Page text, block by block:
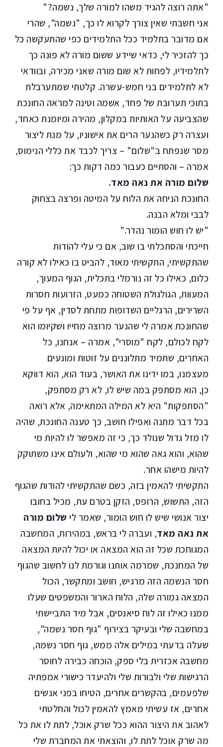
"אתה רוצה להגיד משהו למורה שלך, נשמה?"
אני חשבתי שאין צורך לקרוא לו כך, "נשמה", שהרי
אם מדובר בתלמיד ככל התלמידים כפי שהתעקשה כל
כך להזכיר לי, כדאי שיידע ששום מורה לא פונה כך
לתלמידיו, לפחות לא שום מורה שאני מכירה, ובוודאי
לא לתלמידים בני חמש-עשרה. קלטתי שמתערבלת
בתוכי תערובת של פחד, אשמה וטינה למראה החונכת
שהצביעה על האותיות במקלון, מהירה ומיומנת כאחד,
ועצרה רק כשהנער הרים את אישוניו, על מנת ליצור
מסר שנפתח ב"שלום" – צריך לכבד את כללי הנימוס,
אמרה – והסתיים כעבור כמה דקות כך:
שלום מורה את נאה מאד.
החונכת הניחה את הלוח על המיטה ופרצה בצחוק
לבבי ומלא הבנה.
"יש לו חוש הומור נהדר."
חייכתי והסתכלתי בו שוב, אם כי עלי להודות
שהתקשיתי, התקשיתי מאוד, להביט בו כאילו לא קורה
כלום, כאילו כל זה נורמלי בתכלית, הגוף המעוך,
המעוות, הגולגולת השטוחה כמעט, הזרועות חסרות
השרירים, הרגליים השדופות מתחת לסדין, אף על פי
שהחונכת אמרה לי שהנער מרוצה מחייו ושקיומו הוא
לקח לכולם, לקח "מוסרי", אמרה – אנחנו, כל
האחרים, שתמיד מתלוננים על זוטות ומונעים
מעצמנו, במו ידינו את האושר, בעוד הוא, הוא דווקא
כן, הוא מסתפק במה שיש לו, לא רק מסתפק,
"הסתפקות" היא לא המילה המתאימה, אלא רואה
בכל דבר מתנה ואפילו חושב, כך טענה החונכת, שהיה
לו מזל גדול שנולד כך, כי זה מאפשר לו להיות מי
שהוא, והוא גאה שהוא מי שהוא, ולעולם אינו משתוקק
להיות מישהו אחר.
התקשיתי להאמין בזה, כשם שהתקשיתי להודות שהגוף
הזה, התשוש, הרופס, הזקן בטרם עת, מכיל בחובו
יצור אנושי שיש לו חוש הומור, שאמר לי שלום מורה
את נאה מאד, ועברה לי בראש, במהירות, המחשבה
המגוחכת שכל זה הוא המצאה או יכול להיות המצאה
של המחנכת, שמרמה אותנו וגורמת לנו לחשוב שהגוף
חסר הנשמה הזה מרגיש, חושב ומתקשר, הכול
המצאה גמורה שלה, הלוח הארור והמשפטים שעלו
ממנו כאילו זה לוח סיאנסים, אבל מיד התביישתי
במחשבה שלי ובעיקר בצירוף "גוף חסר נשמה",
שעלה בדעתי במילים אלה ממש, גוף חסר נשמה,
מחשבה אכזרית בלי ספק, הוכחה כבירה לחוסר
הרגישות שלי ולבורות שלי ולהיעדר כישורי אמפתיה
שלפעמים, בהקשרים אחרים, הטיחו בפני אנשים
אחרים, אז עשיתי מאמץ להאמין לכול והחלטתי
לאהוב את היצור ההוא ככל שרק אוכל, לתת לו את כל
מה שרק אוכל לתת לו, והוצאתי את המחברת שלי